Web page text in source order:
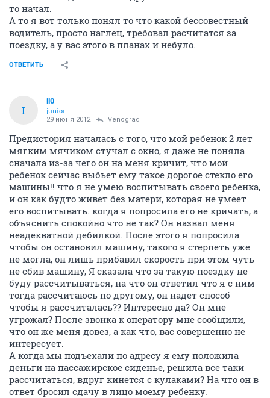
то начал.
А то я вот только понял то что какой бессовестный
водитель, просто наглец, требовал расчитатся за
поездку, а у вас этого в планах и небуло.
ОТВЕТИТЬ
I
il0
junior
29 июня 2012 Venograd
Предистория началась с того, что мой ребенок 2 лет
мягким мячиком стучал с окно, я даже не поняла
сначала из-за чего он на меня кричит, что мой
ребенок сейчас выбьет ему такое дорогое стекло его
машины!! что я не умею воспитывать своего ребенка,
и он как будто живет без матери, которая не умеет
его воспитывать. когда я попросила его не кричать, а
объяснить спокойно что не так? Он назвал меня
неадекватной дебилкой. После этого я попросила
чтобы он остановил машину, такого я стерпеть уже
не могла, он лишь прибавил скорость при этом чуть
не сбив машину, Я сказала что за такую поездку не
буду рассчитываться, на что он ответил что я с ним
тогда рассчитаюсь по другому, он надет способ
чтобы я рассчиталась?? Интересно да? Он мне
угрожал? После звонка к оператору мне сообщили,
что он же меня довез, а как что, вас совершенно не
интересует.
А когда мы подъехали по адресу я ему положила
деньги на пассажирское сиденье, решила все таки
рассчитаться, вдруг кинется с кулаками? На что он в
ответ бросил сдачу в лицо моему ребенку.